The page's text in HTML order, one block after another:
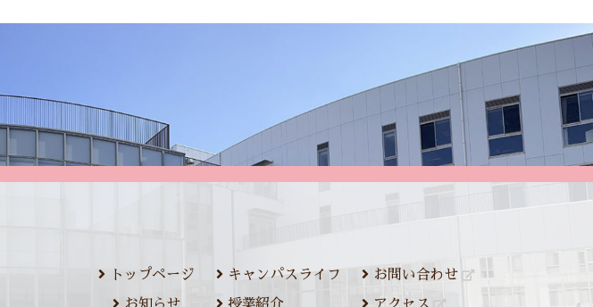
トップページ
お知らせ
キャンパスライフ
授業紹介
お問い合わせ
アクセス